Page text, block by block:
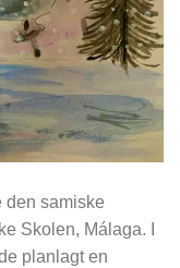
den samiske
Skolen, Málaga. I
planlagt en